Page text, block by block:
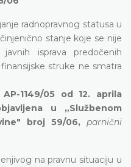
radnopravnog statusa u
stanje koje se nije
isprava predočenih
struke ne smatra
1149/05 od 12. aprila
u „Službenom
broj 59/06, parnični
na pravnu situaciju u